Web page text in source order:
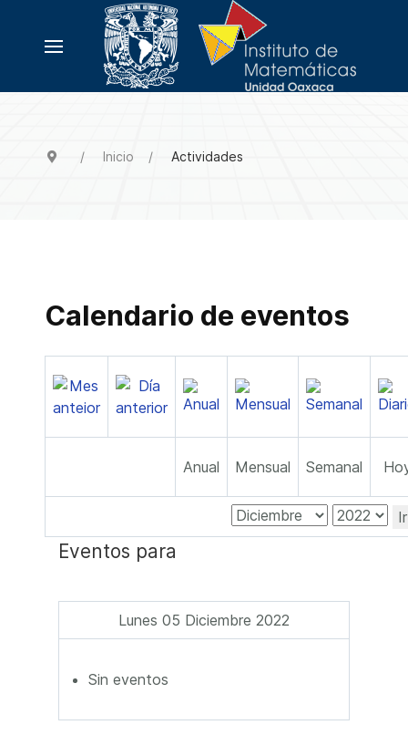
Inicio Actividades
Calendario de eventos
Anual Mensual Semanal
Eventos para
Lunes 05 Diciembre 2022
Sin eventos